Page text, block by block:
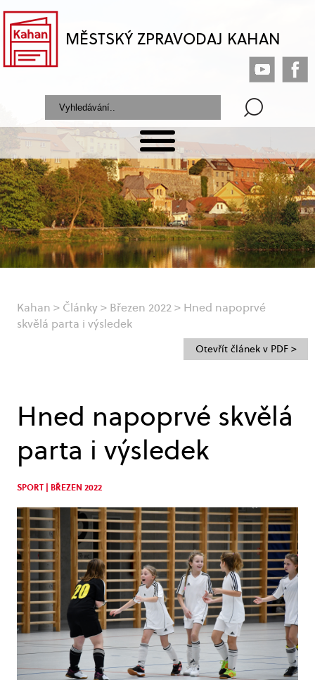
MĚSTSKÝ ZPRAVODAJ KAHAN
Kahan > Články> Březen 2022> Hned napoprvé
skvělá parta i výsledek
Hned napoprvé skvělá
parta i výsledek
SPORT | BŘEZEN 2022
Otevřít článek v PDF >